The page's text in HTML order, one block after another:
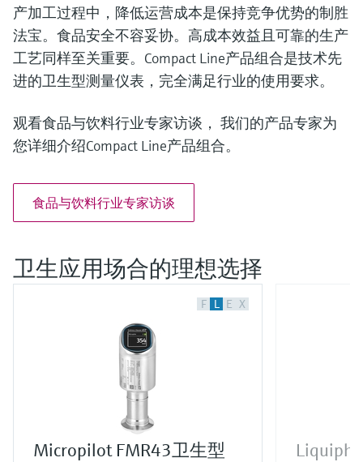
产加工过程中，降低运营成本是保持竞争优势的制胜
法宝。食品安全不容妥协。高成本效益且可靠的生产
工艺同样至关重要。Compact Line产品组合是技术先
进的卫生型测量仪表，完全满足行业的使用要求。
观看食品与饮料行业专家访谈， 我们的产品专家为
您详细介绍Compact Line产品组合。
食品与饮料行业专家访谈
卫生应用场合的理想选择
F L E X
Micropilot FMR43卫生型